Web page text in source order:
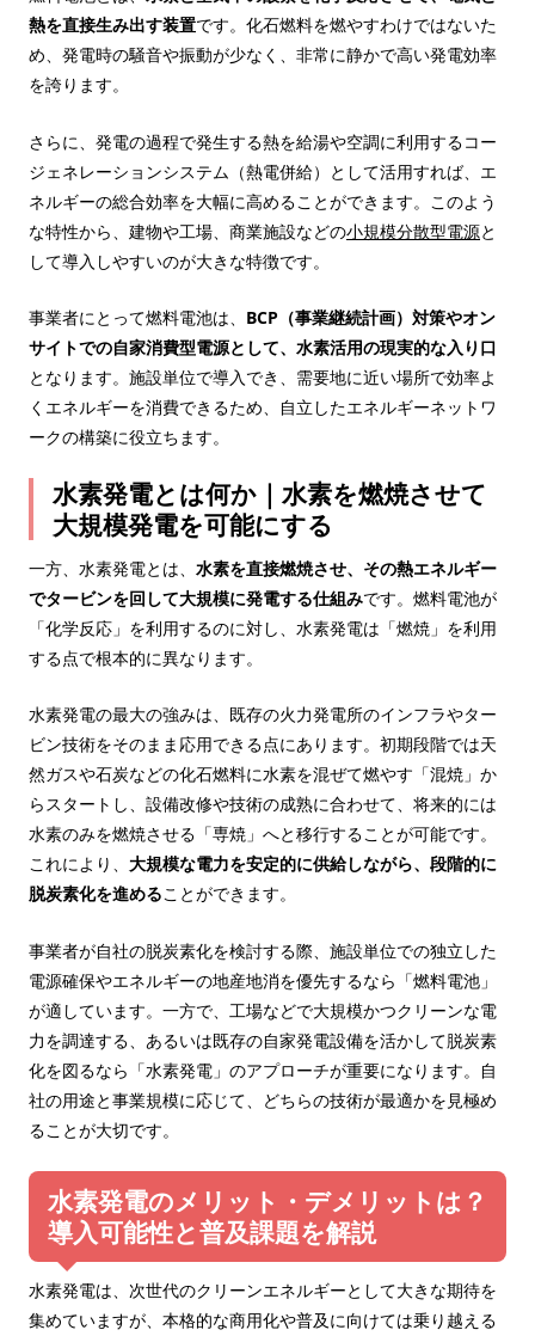
熱を直接生み出す装置です。化石燃料を燃やすわけではないた
め、発電時の騒音や振動が少なく、非常に静かで高い発電効率
を誇ります。
さらに、発電の過程で発生する熱を給湯や空調に利用するコー
ジェネレーションシステム（熱電併給）として活用すれば、エ
ネルギーの総合効率を大幅に高めることができます。このよう
な特性から、建物や工場、商業施設などの小規模分散型電源と
して導入しやすいのが大きな特徴です。
事業者にとって燃料電池は、 BCP（事業継続計画）対策やオン
サイトでの自家消費型電源として、水素活用の現実的な入り口
となります。施設単位で導入でき、需要地に近い場所で効率よ
くエネルギーを消費できるため、自立したエネルギーネットワ
ークの構築に役立ちます。
水素発電とは何か｜水素を燃焼させて
大規模発電を可能にする
一方、水素発電とは、 水素を直接燃焼させ、その熱エネルギー
でタービンを回して大規模に発電する仕組みです。燃料電池が
「化学反応」を利用するのに対し、水素発電は「燃焼」を利用
する点で根本的に異なります。
水素発電の最大の強みは、既存の火力発電所のインフラやター
ビン技術をそのまま応用できる点にあります。初期段階では天
然ガスや石炭などの化石燃料に水素を混ぜて燃やす「混焼」か
らスタートし、設備改修や技術の成熟に合わせて、将来的には
水素のみを燃焼させる「専焼」へと移行することが可能です。
これにより、 大規模な電力を安定的に供給しながら、段階的に
脱炭素化を進めることができます。
事業者が自社の脱炭素化を検討する際、施設単位での独立した
電源確保やエネルギーの地産地消を優先するなら「燃料電池」
が適しています。一方で、工場などで大規模かつクリーンな電
力を調達する、あるいは既存の自家発電設備を活かして脱炭素
化を図るなら「水素発電」のアプローチが重要になります。自
社の用途と事業規模に応じて、どちらの技術が最適かを見極め
ることが大切です。
水素発電のメリット・デメリットは？
導入可能性と普及課題を解説
水素発電は、次世代のクリーンエネルギーとして大きな期待を
集めていますが、本格的な商用化や普及に向けては乗り越える